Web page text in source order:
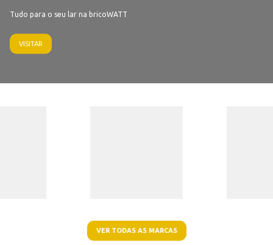
Tudo para o seu lar na bricoWATT
VISITAR
VER TODAS AS MARCAS